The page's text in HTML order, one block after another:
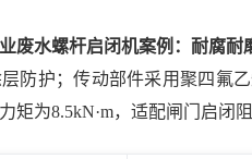
废水螺杆启闭机案例：耐腐耐
防护；传动部件采用聚四氟
矩为8.5kN·m，适配闸门启闭阻